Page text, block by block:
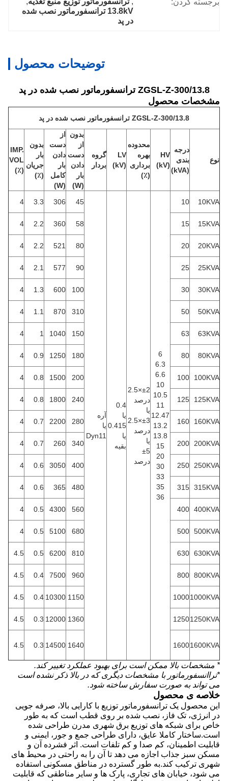
در پد
توضیحات محصول
ZGSL-Z-300/13.8 ترانسفورماتور نصب شده در پد
مشخصات محصول
ZGSL-Z-300/13.8 ترانسفورماتور نصب شده در پد
نوع
درجه
بندی
(kVA)
HV
(kV)
محدوده
بهره
برداری
(٪)
LV
(kV)
گروه
بردار
بدون
از
دست
دادن
بار
(W)
از
دست
دادن
بار
کامل
(W)
بدون
بار
جریان
(٪)
IMP.
VOL
(٪)
10KVA
10
6
6.3
6.6
10
10.5
11
12.47
13.2
13.8
15
20
30
33
35
36
±2
×
2.5
درصد
یا
±3
×
2.5
درصد
یا
±5
درصد
0.4
یا
0.415
یا
بقیه
آره
یا
Dyn11
45
306
3.3
4
15KVA
15
58
360
2.2
4
20KVA
20
80
521
2.2
4
25KVA
25
90
577
2.1
4
30KVA
30
100
600
1.3
4
50KVA
50
310
870
1.1
4
63KVA
63
150
1040
1
4
80KVA
80
180
1250
0.9
4
100KVA
100
200
1500
0.8
4
125KVA
125
240
1800
0.8
4
160KVA
160
280
2200
0.7
4
200KVA
200
340
260
0.7
4
250KVA
250
400
3050
0.6
4
315KVA
315
480
365
0.6
4
400KVA
400
560
4300
0.5
4
500KVA
500
680
5100
0.5
4
630KVA
630
810
6200
0.5
4.5
800KVA
800
960
7500
0.4
4.5
1000KVA
1000
1150
10300
0.4
4.5
1250KVA
1250
1360
12000
0.3
4.5
1600KVA
1600
1640
14500
0.3
4.5
* مشخصات بالا ممکن است برای بهبود عملکرد تغییر کند.
*تراانسفورماتور با مشخصات دیگری که در بالا ذکر نشده است
می تواند به صورت سفارش ساخته شود.
خلاصه ی محصول
این محصول یک ترانسفورماتور توزیع با کارایی بالا، صرفه جویی
در انرژی، تک فاز، نصب شده بر روی قطب است که به طور
خاص برای شبکه های توزیع برق شهری مدرن طراحی شده
است.ساختار کاملا عایق، دارای طراحی جمع و جور، ایمنی و
قابلیت اطمینان، کم صدا و کم تلفات است. اثر فشرده آن و
مسکن سبز جذاب اجازه می دهد تا آن را به راحتی در محیط های
شهری ترکیب کند.به طور گسترده در مناطق مسکونی استفاده
می شود، خیابان های تجاری، پارک ها و سایر مناطقی که قابلیت